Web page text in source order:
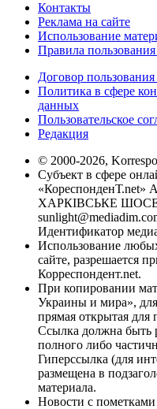
Контакты
Реклама на сайте
Использование
Правила
Договор
Политика в сфере
данных
Пользовательское
Редакция
© 2000-2026,
Субъект в сфере
«КореспонденТ.net»
ХАРКІВСЬКЕ ШОСЕ,
Идентификатор
Использование
сайте, разрешается
Корреспондент.net.
При копировании
Украины и мира», для
прямая открытая для
Ссылка должна быть
полного либо
Гиперссылка (для
размещена в
материала.
Новости с